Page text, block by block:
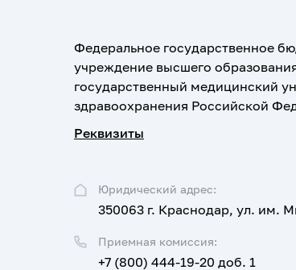
Федеральное государственное
учреждение высшего
государственный медицинский
здравоохранения Российской
Реквизиты
Юридический адрес:
350063 г. Краснодар, ул. им.
Приемная комиссия:
+7 (800) 444-19-20 доб. 1